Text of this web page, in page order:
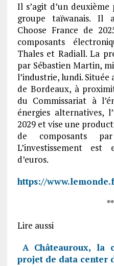
Il s’agit d’un
groupe taïwanais. Il
Choose France de
composants
Thales et Radiall. La
par Sébastien Martin,
l’industrie, lundi. Située
de Bordeaux, à
du Commissariat à
énergies alternatives,
2029 et vise une
de composants
L’investissement
d’euros.
https://
Lire aussi
A Châteauroux, la
projet de data center